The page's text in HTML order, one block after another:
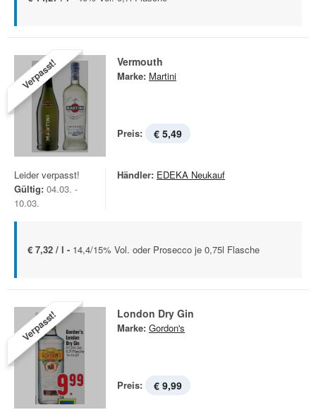
Verpasst! Vermouth
Marke: Martini
Preis: € 5,49
Leider verpasst!
Gültig: 04.03. -
10.03.
Händler: EDEKA Neukauf
€ 7,32 / l - 14,4/15% Vol. oder Prosecco je 0,75l Flasche
Verpasst! London Dry Gin
Marke: Gordon's
Preis: € 9,99